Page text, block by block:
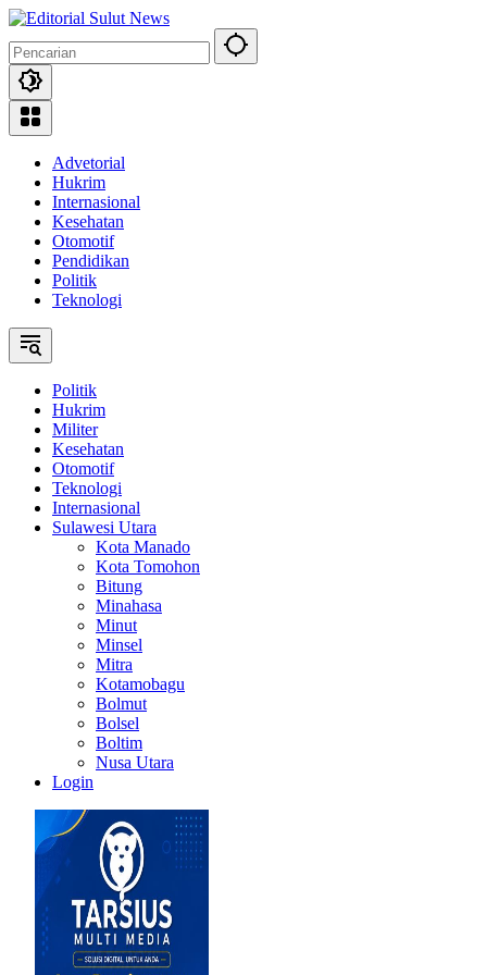
Langsung
konten
Advetorial
Hukrim
Internasional
Kesehatan
Otomotif
Pendidikan
Politik
Teknologi
Politik
Hukrim
Militer
Kesehatan
Otomotif
Teknologi
Internasional
Sulawesi Utara
Kota Manado
Kota Tomohon
Bitung
Minahasa
Minut
Minsel
Mitra
Kotamobagu
Bolmut
Bolsel
Boltim
Nusa Utara
Login